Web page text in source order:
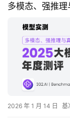
日
多模态、强推
2026 年 1 月 14 日 基